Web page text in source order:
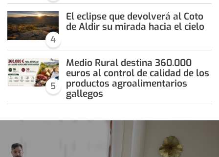
4
El eclipse que devolverá al Coto
de Aldir su mirada hacia el cielo
5
Medio Rural destina 360.000
euros al control de calidad de los
productos agroalimentarios
gallegos